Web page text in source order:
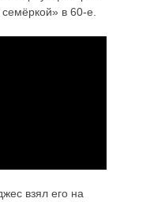
в 60-е.
взял его на